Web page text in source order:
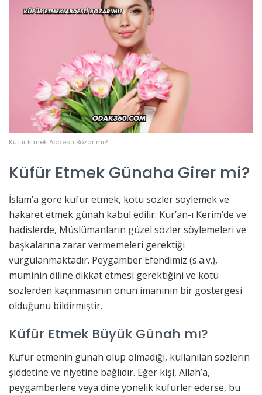
Küfür Etmek Abdesti Bozar mı?
Küfür Etmek Günaha Girer mi?
İslam’a göre küfür etmek, kötü sözler söylemek ve
hakaret etmek günah kabul edilir. Kur’an-ı Kerim’de ve
hadislerde, Müslümanların güzel sözler söylemeleri ve
başkalarına zarar vermemeleri gerektiği
vurgulanmaktadır. Peygamber Efendimiz (s.a.v.),
müminin diline dikkat etmesi gerektiğini ve kötü
sözlerden kaçınmasının onun imanının bir göstergesi
olduğunu bildirmiştir.
Küfür Etmek Büyük Günah mı?
Küfür etmenin günah olup olmadığı, kullanılan sözlerin
şiddetine ve niyetine bağlıdır. Eğer kişi, Allah’a,
peygamberlere veya dine yönelik küfürler ederse, bu